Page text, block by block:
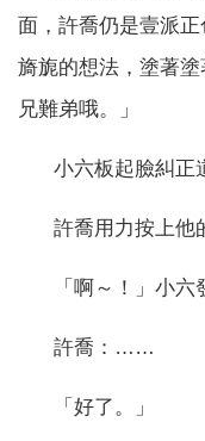
面，許喬仍是壹派
旖旎的想法，塗著
兄難弟哦。」
小六板起臉糾正
許喬用力按上他的
「啊～！」小六發
許喬：……
「好了。」